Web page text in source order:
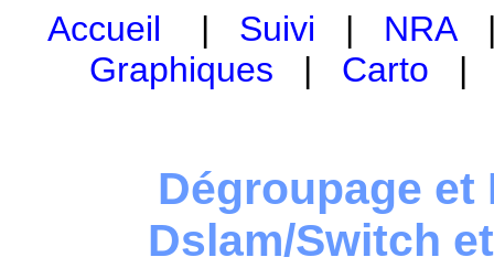
Accueil | Suivi | NRA
Graphiques | Carto
Dégroupage et
Dslam/Switch